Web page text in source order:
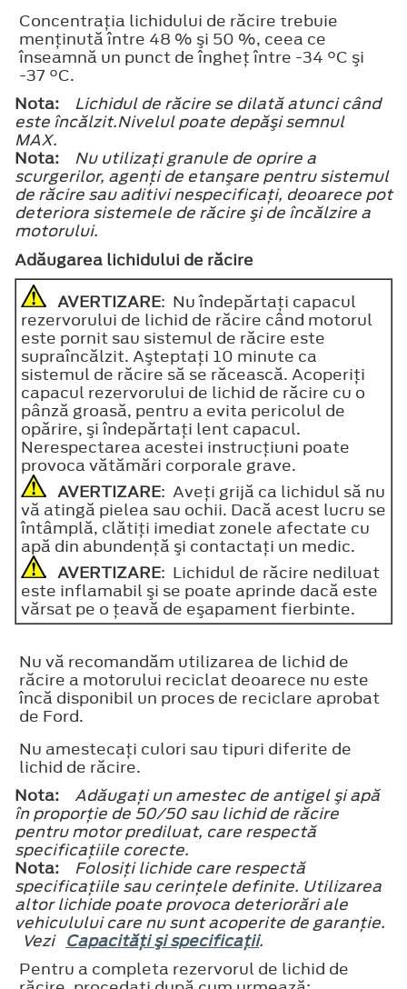
Concentraţia lichidului de răcire trebuie
menţinută între 48 % şi 50 %, ceea ce
înseamnă un punct de îngheţ între -34 °C şi
-37 °C.
Nota:
Lichidul de răcire se dilată atunci când
este încălzit.Nivelul poate depăşi semnul
MAX.
Nota:
Nu utilizaţi granule de oprire a
scurgerilor, agenţi de etanşare pentru sistemul
de răcire sau aditivi nespecificaţi, deoarece pot
deteriora sistemele de răcire şi de încălzire a
motorului.
Adăugarea lichidului de răcire
AVERTIZARE: Nu îndepărtaţi capacul
rezervorului de lichid de răcire când motorul
este pornit sau sistemul de răcire este
supraîncălzit. Aşteptaţi 10 minute ca
sistemul de răcire să se răcească. Acoperiţi
capacul rezervorului de lichid de răcire cu o
pânză groasă, pentru a evita pericolul de
opărire, şi îndepărtaţi lent capacul.
Nerespectarea acestei instrucţiuni poate
provoca vătămări corporale grave.
AVERTIZARE: Aveţi grijă ca lichidul să nu
vă atingă pielea sau ochii. Dacă acest lucru se
întâmplă, clătiţi imediat zonele afectate cu
apă din abundenţă şi contactaţi un medic.
AVERTIZARE: Lichidul de răcire nediluat
este inflamabil şi se poate aprinde dacă este
vărsat pe o ţeavă de eşapament fierbinte.
Nu vă recomandăm utilizarea de lichid de
răcire a motorului reciclat deoarece nu este
încă disponibil un proces de reciclare aprobat
de Ford.
Nu amestecaţi culori sau tipuri diferite de
lichid de răcire.
Nota:
Adăugaţi un amestec de antigel şi apă
în proporţie de 50/50 sau lichid de răcire
pentru motor prediluat, care respectă
specificaţiile corecte.
Nota:
Folosiţi lichide care respectă
specificaţiile sau cerinţele definite. Utilizarea
altor lichide poate provoca deteriorări ale
vehiculului care nu sunt acoperite de garanţie.
Vezi Capacităţi şi specificaţii.
Pentru a completa rezervorul de lichid de